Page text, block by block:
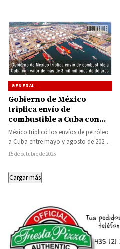
GENERAL
Gobierno de México
triplica envío de
combustible a Cuba con
valor de más de 3 mil
millones de dólares
México triplicó los envíos de petróleo
a Cuba entre mayo y agosto de 2025,
con un valor superior…
15 de octubre de 2025
Cargar más